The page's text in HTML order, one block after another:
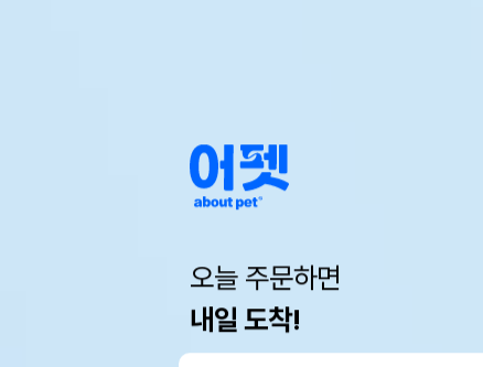
오늘 주문하면
내일 도착!